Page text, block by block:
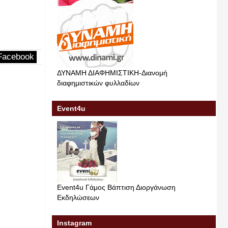
ΔΥΝΑΜΗ ΔΙΑΦΗΜΙΣΤΙΚΗ-Διανομή
διαφημιστικών φυλλαδίων
Event4u
Event4u Γάμος Βάπτιση Διοργάνωση
Εκδηλώσεων
Instagram